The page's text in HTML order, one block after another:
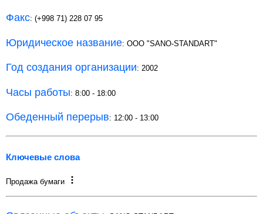
Факс: (+998 71) 228 07 95
Юридическое название: OOO "SANO-STANDART"
Год создания организации: 2002
Часы работы: 8:00 - 18:00
Обеденный перерыв: 12:00 - 13:00
Ключевые слова
Продажа бумаги